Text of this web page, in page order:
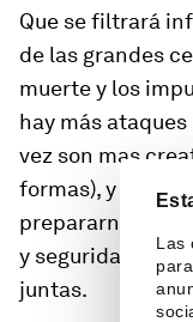
Las
Que se filtrará
de las grandes
muerte y los
hay más
vez son mas
formas), y la
prepararnos es
y seguridad,
juntas.